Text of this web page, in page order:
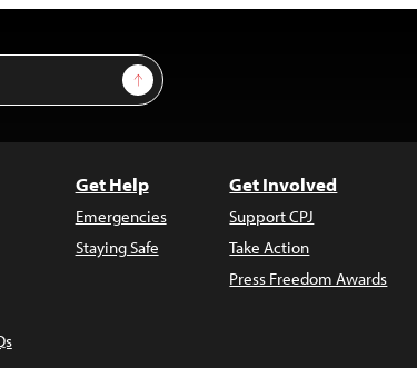
Sign Up
Get Help
Emergencies
Staying Safe
Get Involved
Support CPJ
Take Action
Press Freedom Awards